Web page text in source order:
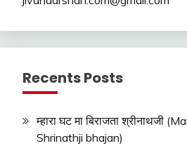
Recents Posts
म्हारा घट मा बिराजता श्रीनाथजी
Shrinathji bhajan)